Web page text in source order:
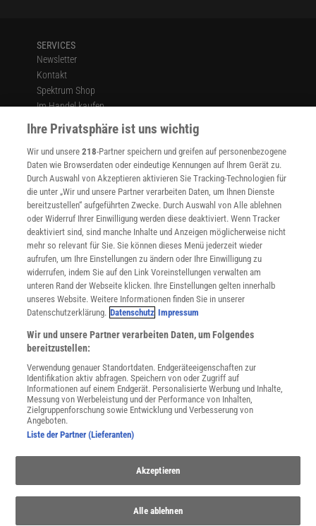
SERVICES
Newsletter
Kontakt
Spektrum Shop
Im Handel kaufen
Presse
Verträge kündigen
Widerruf
INFO
Mediadaten
Datenschutz
Nutzungsbedingungen
Cookie-Einstellungen
Utiq verwalten
Nutzungsbasierte Onlinewerbung
Alle Artikel
Impressum
Angebote für Schulen
Angebote für Institutionen
Sprachen lernen mit Gymglish
Lexika
Für Spektrum schreiben
Zugänglichkeitserklärung
WEBSEITEN
KielSCN
Wissenschaft in die Schulen
SciLogs
Ihre Privatsphäre ist uns wichtig
Wir und unsere218-Partner speichern und greifen auf personenbezogene
Daten wie Browserdaten oder eindeutige Kennungen auf Ihrem Gerät zu.
Durch Auswahl von Akzeptieren aktivieren Sie Tracking-Technologien für
die unter „Wir und unsere Partner verarbeiten Daten, um Ihnen Dienste
bereitzustellen“ aufgeführten Zwecke. Durch Auswahl von Alle ablehnen
oder Widerruf Ihrer Einwilligung werden diese deaktiviert. Wenn Tracker
deaktiviert sind, sind manche Inhalte und Anzeigen möglicherweise nicht
mehr so relevant für Sie. Sie können dieses Menü jederzeit wieder
aufrufen, um Ihre Einstellungen zu ändern oder Ihre Einwilligung zu
widerrufen, indem Sie auf den Link Voreinstellungen verwalten am
unteren Rand der Webseite klicken. Ihre Einstellungen gelten innerhalb
unseres Website. Weitere Informationen finden Sie in unserer
Datenschutzerklärung. Datenschutz Impressum
Wir und unsere Partner verarbeiten Daten, um Folgendes
bereitzustellen:
Verwendung genauer Standortdaten. Endgeräteeigenschaften zur
Identifikation aktiv abfragen. Speichern von oder Zugriff auf
Informationen auf einem Endgerät. Personalisierte Werbung und Inhalte,
Messung von Werbeleistung und der Performance von Inhalten,
Zielgruppenforschung sowie Entwicklung und Verbesserung von
Angeboten.
Liste der Partner (Lieferanten)
Akzeptieren
Alle ablehnen